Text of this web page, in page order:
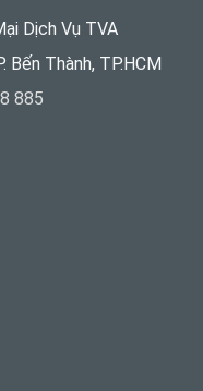
Dịch Vụ TVA
Bến Thành, TP.HCM
885